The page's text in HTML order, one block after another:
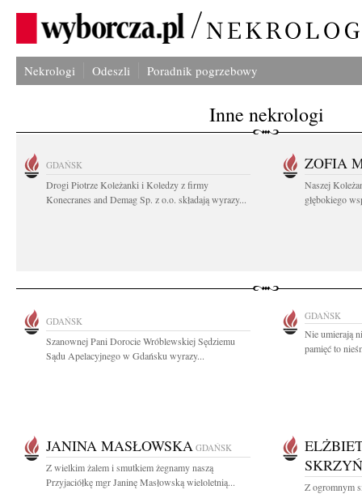
Nekrologi Odeszli Poradnik pogrzebowy
Inne nekrologi
GDAŃSK
Drogi Piotrze Koleżanki i Koledzy z firmy
Konecranes and Demag Sp. z o.o. składają wyrazy...
ZOFIA
Naszej
głębokiego
GDAŃSK
Szanownej Pani Dorocie Wróblewskiej Sędziemu
Sądu Apelacyjnego w Gdańsku wyrazy...
GDAŃSK
Nie umierają
pamięć to
JANINA MASŁOWSKA GDAŃSK
Z wielkim żalem i smutkiem żegnamy naszą
Przyjaciółkę mgr Janinę Masłowską wieloletnią...
Z ogromnym